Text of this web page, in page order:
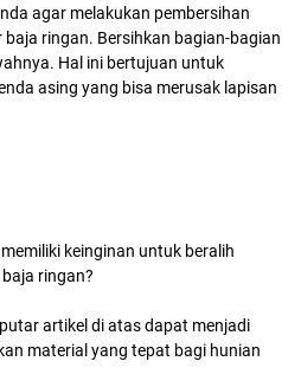
agar melakukan pembersihan
ringan. Bersihkan bagian-bagian
Hal ini bertujuan untuk
asing yang bisa merusak lapisan
keinginan untuk beralih
ringan?
artikel di atas dapat menjadi
material yang tepat bagi hunian